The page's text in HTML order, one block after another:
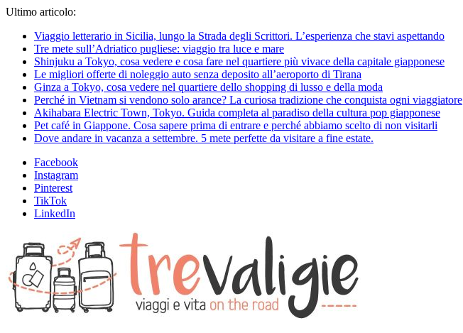
Ultimo articolo:
Viaggio letterario in Sicilia, lungo la Strada degli Scrittori. L’esperienza che stavi aspettando
Tre mete sull’Adriatico pugliese: viaggio tra luce e mare
Shinjuku a Tokyo, cosa vedere e cosa fare nel quartiere più vivace della capitale giapponese
Le migliori offerte di noleggio auto senza deposito all’aeroporto di Tirana
Ginza a Tokyo, cosa vedere nel quartiere dello shopping di lusso e della moda
Perché in Vietnam si vendono solo arance? La curiosa tradizione che conquista ogni viaggiatore
Akihabara Electric Town, Tokyo. Guida completa al paradiso della cultura pop giapponese
Pet café in Giappone. Cosa sapere prima di entrare e perché abbiamo scelto di non visitarli
Dove andare in vacanza a settembre. 5 mete perfette da visitare a fine estate.
Facebook
Instagram
Pinterest
TikTok
LinkedIn